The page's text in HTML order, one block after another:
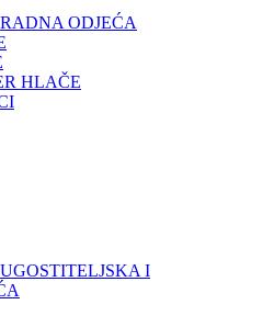
RADNA ODJEĆA
HLAČE
UGOSTITELJSKA I